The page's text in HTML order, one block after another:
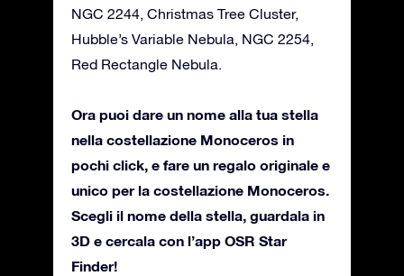
NGC 2244, Christmas Tree Cluster,
Hubble’s Variable Nebula, NGC 2254,
Red Rectangle Nebula.
Ora puoi dare un nome alla tua stella
nella costellazione Monoceros in
pochi click, e fare un regalo originale e
unico per la costellazione Monoceros.
Scegli il nome della stella, guardala in
3D e cercala con l’app OSR Star
Finder!